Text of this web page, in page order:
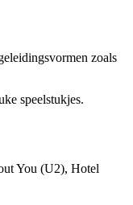
zoals
speelstukjes.
You (U2), Hotel